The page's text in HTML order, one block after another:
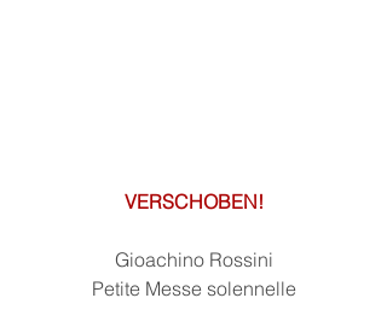
VERSCHOBEN!
Gioachino Rossini
Petite Messe solennelle